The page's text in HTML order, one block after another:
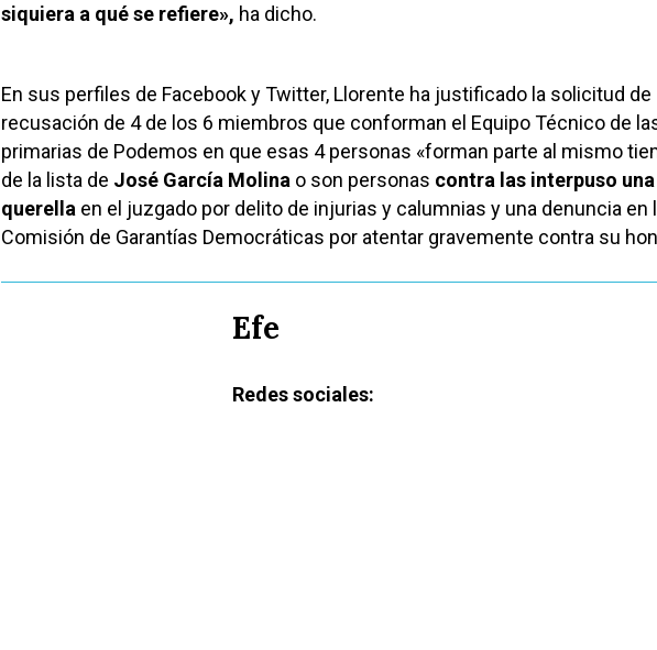
siquiera a qué se refiere», ha dicho.
En sus perfiles de Facebook y Twitter, Llorente ha justificado la solicitud de
recusación de 4 de los 6 miembros que conforman el Equipo Técnico de
primarias de Podemos en que esas 4 personas «forman parte al mismo
de la lista de José García Molina o son personas contra las interpuso una
querella en el juzgado por delito de injurias y calumnias y una denuncia en
Comisión de Garantías Democráticas por atentar gravemente contra su
Efe
Redes sociales: